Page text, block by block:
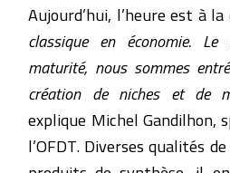
Aujourd’hui, l’heure est à
classique en économie.
maturité, nous sommes
création de niches et de
explique Michel Gandilhon,
l’OFDT. Diverses qualités